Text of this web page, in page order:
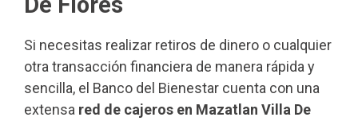
Si necesitas realizar retiros de dinero o cualquier
otra transacción financiera de manera rápida y
sencilla, el Banco del Bienestar cuenta con una
extensa red de cajeros en Mazatlan Villa De